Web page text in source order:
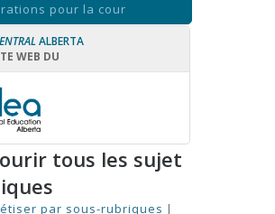
pour la cour
ALBERTA
WEB DU
tous les sujet
par sous-rubriques |